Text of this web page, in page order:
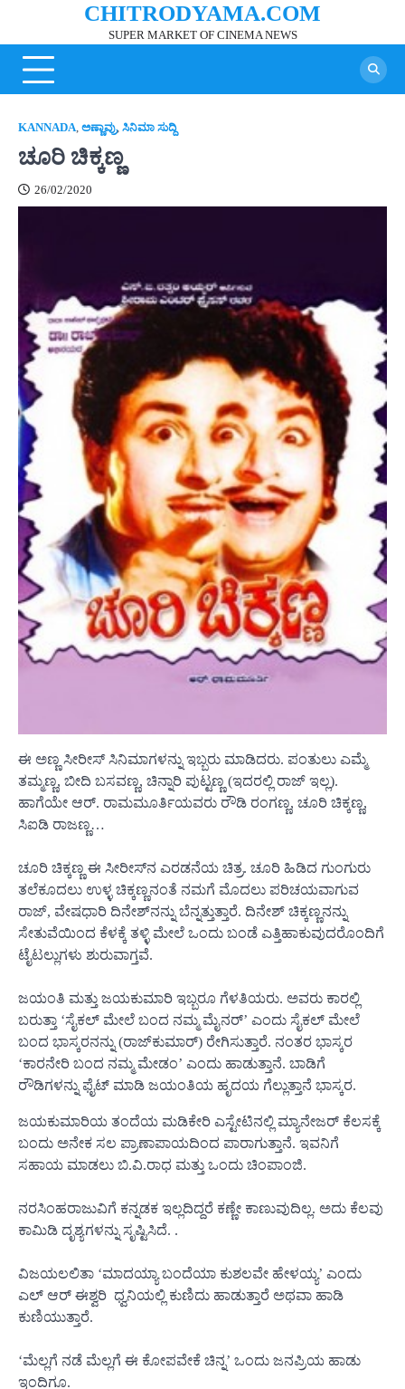
content
CHITRODYAMA.COM
SUPER MARKET OF CINEMA NEWS
KANNADA, ಅಣ್ಣಾವ್ರು, ಸಿನಿಮಾ ಸುದ್ದಿ
ಚೂರಿ ಚಿಕ್ಕಣ್ಣ
26/02/2020
ಈ ಅಣ್ಣ ಸೀರೀಸ್ ಸಿನಿಮಾಗಳನ್ನು ಇಬ್ಬರು ಮಾಡಿದರು. ಪಂತುಲು ಎಮ್ಮೆ
ತಮ್ಮಣ್ಣ, ಬೀದಿ ಬಸವಣ್ಣ, ಚಿನ್ನಾರಿ ಪುಟ್ಟಣ್ಣ (ಇದರಲ್ಲಿ ರಾಜ್ ಇಲ್ಲ).
ಹಾಗೆಯೇ ಆರ್. ರಾಮಮೂರ್ತಿಯವರು ರೌಡಿ ರಂಗಣ್ಣ, ಚೂರಿ ಚಿಕ್ಕಣ್ಣ,
ಸಿಐಡಿ ರಾಜಣ್ಣ…
ಚೂರಿ ಚಿಕ್ಕಣ್ಣ ಈ ಸೀರೀಸ್‍ನ ಎರಡನೆಯ ಚಿತ್ರ. ಚೂರಿ ಹಿಡಿದ ಗುಂಗುರು
ತಲೆಕೂದಲು ಉಳ್ಳ ಚಿಕ್ಕಣ್ಣನಂತೆ ನಮಗೆ ಮೊದಲು ಪರಿಚಯವಾಗುವ
ರಾಜ್, ವೇಷಧಾರಿ ದಿನೇಶ್‍ನನ್ನು ಬೆನ್ನತ್ತುತ್ತಾರೆ. ದಿನೇಶ್ ಚಿಕ್ಕಣ್ಣನನ್ನು
ಸೇತುವೆಯಿಂದ ಕೆಳಕ್ಕೆ ತಳ್ಳಿ ಮೇಲೆ ಒಂದು ಬಂಡೆ ಎತ್ತಿಹಾಕುವುದರೊಂದಿಗೆ
ಟೈಟಲ್ಲುಗಳು ಶುರುವಾಗ್ತವೆ.
ಜಯಂತಿ ಮತ್ತು ಜಯಕುಮಾರಿ ಇಬ್ಬರೂ ಗೆಳತಿಯರು. ಅವರು ಕಾರಲ್ಲಿ
ಬರುತ್ತಾ ‘ಸೈಕಲ್ ಮೇಲೆ ಬಂದ ನಮ್ಮ ಮೈನರ್’ ಎಂದು ಸೈಕಲ್ ಮೇಲೆ
ಬಂದ ಭಾಸ್ಕರನನ್ನು (ರಾಜ್‍ಕುಮಾರ್) ರೇಗಿಸುತ್ತಾರೆ. ನಂತರ ಭಾಸ್ಕರ
‘ಕಾರನೇರಿ ಬಂದ ನಮ್ಮ ಮೇಡಂ’ ಎಂದು ಹಾಡುತ್ತಾನೆ. ಬಾಡಿಗೆ
ರೌಡಿಗಳನ್ನು ಫೈಟ್ ಮಾಡಿ ಜಯಂತಿಯ ಹೃದಯ ಗೆಲ್ಲುತ್ತಾನೆ ಭಾಸ್ಕರ.
ಜಯಕುಮಾರಿಯ ತಂದೆಯ ಮಡಿಕೇರಿ ಎಸ್ಟೇಟಿನಲ್ಲಿ ಮ್ಯಾನೇಜರ್ ಕೆಲಸಕ್ಕೆ
ಬಂದು ಅನೇಕ ಸಲ ಪ್ರಾಣಾಪಾಯದಿಂದ ಪಾರಾಗುತ್ತಾನೆ. ಇವನಿಗೆ
ಸಹಾಯ ಮಾಡಲು ಬಿ.ವಿ.ರಾಧ ಮತ್ತು ಒಂದು ಚಿಂಪಾಂಜಿ.
ನರಸಿಂಹರಾಜುವಿಗೆ ಕನ್ನಡಕ ಇಲ್ಲದಿದ್ದರೆ ಕಣ್ಣೇ ಕಾಣುವುದಿಲ್ಲ. ಅದು ಕೆಲವು
ಕಾಮಿಡಿ ದೃಶ್ಯಗಳನ್ನು ಸೃಷ್ಟಿಸಿದೆ. .
ವಿಜಯಲಲಿತಾ ‘ಮಾದಯ್ಯಾ ಬಂದೆಯಾ ಕುಶಲವೇ ಹೇಳಯ್ಯ’ ಎಂದು
ಎಲ್ ಆರ್ ಈಶ್ವರಿ ಧ್ವನಿಯಲ್ಲಿ ಕುಣಿದು ಹಾಡುತ್ತಾರೆ ಅಥವಾ ಹಾಡಿ
ಕುಣಿಯುತ್ತಾರೆ.
‘ಮೆಲ್ಲಗೆ ನಡೆ ಮೆಲ್ಲಗೆ ಈ ಕೋಪವೇಕೆ ಚಿನ್ನ’ ಒಂದು ಜನಪ್ರಿಯ ಹಾಡು
ಇಂದಿಗೂ.